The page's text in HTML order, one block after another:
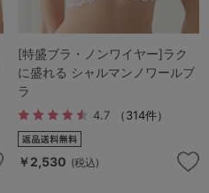
[特盛ブラ・ノンワイヤー]ラク
に盛れる シャルマンノワールブ
ラ
4.7 （314件）
￥2,530 (税込)